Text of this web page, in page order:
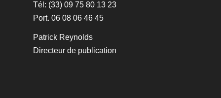
Tél: (33) 09 75 80 13 23
Port. 06 08 06 46 45
Patrick Reynolds
Directeur de publication